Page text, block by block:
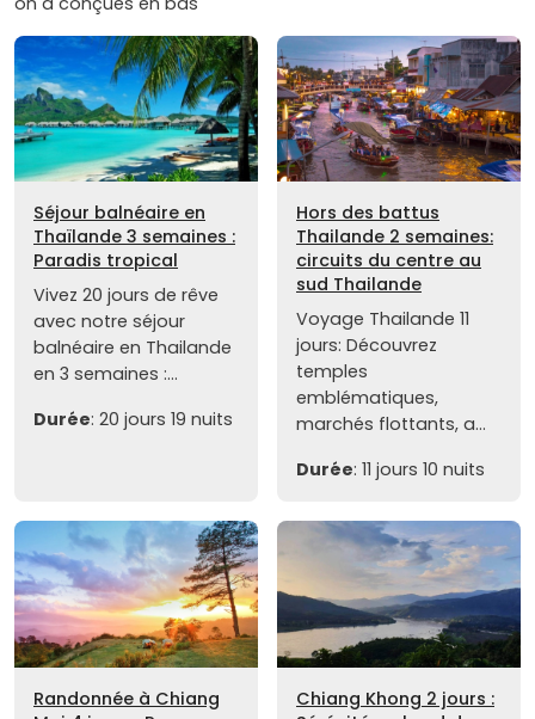
Séjour balnéaire en
Thaïlande 3 semaines :
Paradis tropical
Vivez 20 jours de rêve
avec notre séjour
balnéaire en Thailande
en 3 semaines :...
Durée: 20 jours 19 nuits
Hors des battus
Thailande 2 semaines:
circuits du centre au
sud Thailande
Voyage Thailande 11
jours: Découvrez
temples
emblématiques,
marchés flottants, a...
Durée: 11 jours 10 nuits
Randonnée à Chiang
Chiang Khong 2 jours :